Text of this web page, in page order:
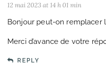
12 mai 2023 at 14 h 01 min
Bonjour peut-on remplacer
Merci d’avance de votre
REPLY